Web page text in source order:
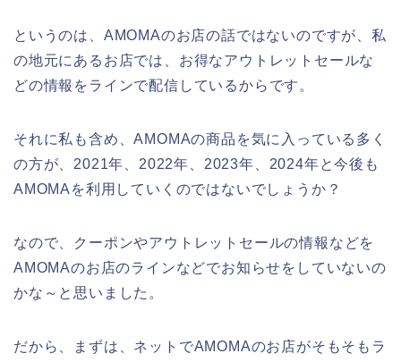
というのは、AMOMAのお店の話ではないのですが、私
の地元にあるお店では、お得なアウトレットセールな
どの情報をラインで配信しているからです。
それに私も含め、AMOMAの商品を気に入っている多く
の方が、2021年、2022年、2023年、2024年と今後も
AMOMAを利用していくのではないでしょうか？
なので、クーポンやアウトレットセールの情報などを
AMOMAのお店のラインなどでお知らせをしていないの
かな～と思いました。
だから、まずは、ネットでAMOMAのお店がそもそもラ